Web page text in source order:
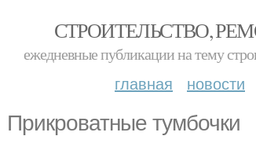
СТРОИТЕЛЬСТВО,
ежедневные публикации на тему
главная новости
Прикроватные тумбочки